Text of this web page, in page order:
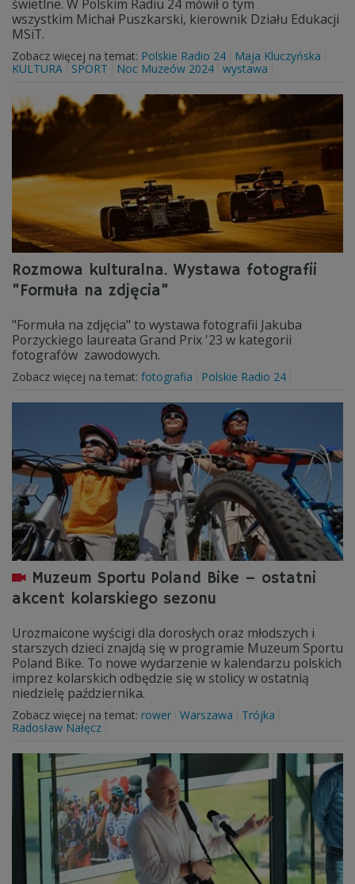
świetlne. W Polskim Radiu 24 mówił o tym
wszystkim Michał Puszkarski, kierownik Działu Edukacji
MSiT.
Zobacz więcej na temat: Polskie Radio 24
Maja Kluczyńska
KULTURA
SPORT Noc Muzeów 2024 wystawa
Rozmowa kulturalna. Wystawa fotografii
"Formuła na zdjęcia"
"Formuła na zdjęcia" to wystawa fotografii Jakuba
Porzyckiego laureata Grand Prix '23 w kategorii
fotografów zawodowych.
Zobacz więcej na temat: fotografia Polskie Radio 24
Muzeum Sportu Poland Bike – ostatni
akcent kolarskiego sezonu
Urozmaicone wyścigi dla dorosłych oraz młodszych i
starszych dzieci znajdą się w programie Muzeum Sportu
Poland Bike. To nowe wydarzenie w kalendarzu polskich
imprez kolarskich odbędzie się w stolicy w ostatnią
niedzielę października.
Zobacz więcej na temat: rower Warszawa
Trójka
Radosław Nałęcz